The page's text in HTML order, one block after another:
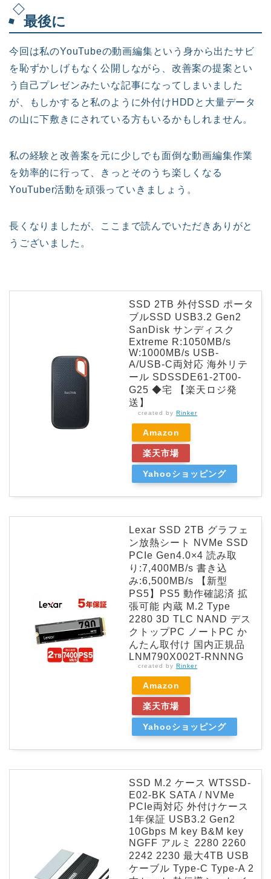
最後に
今回は私のYouTubeの動画編集という身から出たサビ
を恥ずかしげもなく公開しながら、改善案の提案とい
う自己プレゼンみたいな記事になってしまいました
が、もしかすると私のように外付けHDDと大量データ
の山に下敷きにされている方もいるかもしれません。
私の経験と改善案を元に少しでも面倒な動画編集作業
を効率的に行って、きっとそのうち楽しくなる
YouTuber活動を頑張っていきましょう。
長くなりましたが、ここまで読んでいただきありがと
うございました。
SSD 2TB 外付SSD ポータ
ブルSSD USB3.2 Gen2
SanDisk サンディスク
Extreme R:1050MB/s
W:1000MB/s USB-
A/USB-C両対応 海外リテ
ール SDSSDE61-2T00-
G25 ◆宅 【楽天ロジ発
送】
created by Rinker
Amazon
楽天市場
Yahooショッピング
Lexar SSD 2TB グラフェ
ン放熱シート NVMe SSD
PCIe Gen4.0×4 読み取
り:7,400MB/s 書き込
み:6,500MB/s 【新型
PS5】PS5 動作確認済 拡
張可能 内蔵 M.2 Type
2280 3D TLC NAND デス
クトップPC ノートPC か
んたん取付け 国内正規品
LNM790X002T-RNNNG
created by Rinker
Amazon
楽天市場
Yahooショッピング
SSD M.2 ケース WTSSD-
E02-BK SATA / NVMe
PCIe両対応 外付けケース
1年保証 USB3.2 Gen2
10Gbps M key B&M key
NGFF アルミ 2280 2260
2242 2230 最大4TB USB
ケーブル Type-C Type-A 2